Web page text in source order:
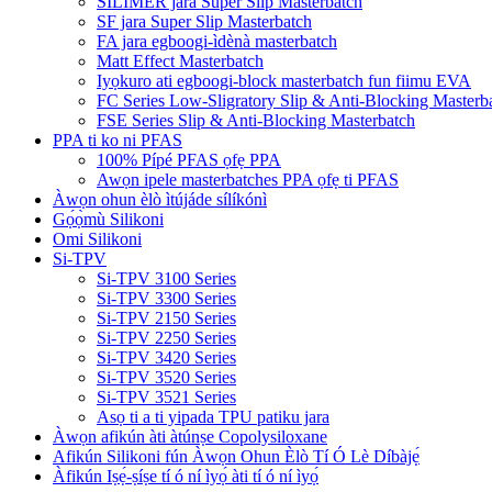
SF jara Super Slip Masterbatch
FA jara egboogi-ìdènà masterbatch
Matt Effect Masterbatch
Iyọkuro ati egboogi-block masterbatch fun fiimu EVA
FC Series Low-Sligratory Slip & Anti-Blocking
FSE Series Slip & Anti-Blocking Masterbatch
PPA ti ko ni PFAS
100% Pípé PFAS ọfẹ PPA
Awọn ipele masterbatches PPA ọfẹ ti PFAS
Àwọn ohun èlò ìtújáde sílíkónì
Gọ́ọ̀mù Silikoni
Omi Silikoni
Si-TPV
Si-TPV 3100 Series
Si-TPV 3300 Series
Si-TPV 2150 Series
Si-TPV 2250 Series
Si-TPV 3420 Series
Si-TPV 3520 Series
Si-TPV 3521 Series
Asọ ti a ti yipada TPU patiku jara
Àwọn afikún àti àtúnṣe Copolysiloxane
Afikún Silikoni fún Àwọn Ohun Èlò Tí Ó Lè Díbàjẹ́
Àfikún Iṣẹ́-ṣíṣe tí ó ní ìyọ́ àti tí ó ní ìyọ́